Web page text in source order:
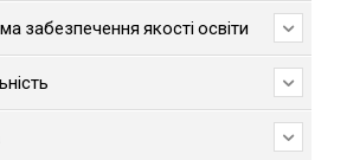
забезпечення якості освіти